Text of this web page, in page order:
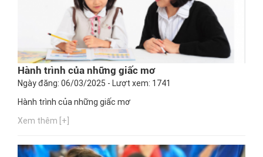
Hành trình của những giấc mơ
Ngày đăng: 06/03/2025 - Lượt xem: 1741
Hành trình của những giấc mơ
Xem thêm [+]